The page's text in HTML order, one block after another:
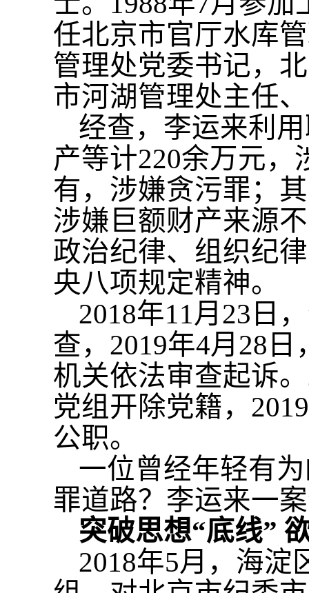
任北京市官厅水库
管理处党委书记，
市河湖管理处主任
经查，李运来利
产等计220余万元，
有，涉嫌贪污罪；
涉嫌巨额财产来源
政治纪律、组织纪
央八项规定精神。
2018年11月23日
查，2019年4月28
机关依法审查起诉
党组开除党籍，
公职。
一位曾经年轻有
罪道路？李运来一
突破思想“底线”
2018年5月，海淀